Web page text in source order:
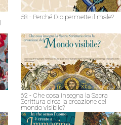
58 - Perché Dio permette il male?
62 - Che cosa insegna la Sacra
Scrittura circa la creazione del
mondo visibile?